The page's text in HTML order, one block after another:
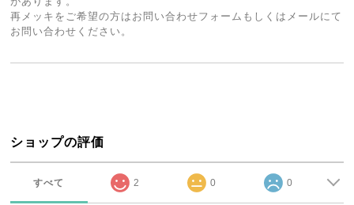
再メッキをご希望の方はお問い合わせフォームもしくはメールにて
お問い合わせください。
ショップの評価
すべて 2 0 0